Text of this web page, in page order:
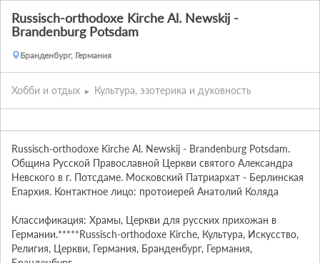
Russisch-orthodoxe Kirche Al. Newskij -
Brandenburg Potsdam
Бранденбург, Германия
Хобби и отдых Культура, эзотерика и духовность
Russisch-orthodoxe Kirche Al. Newskij - Brandenburg Potsdam.
Община Русской Православной Церкви святого Александра
Невского в г. Потсдаме. Московский Патриархат - Берлинская
Епархия. Контактное лицо: протоиерей Анатолий Коляда
Классификация: Храмы, Церкви для русских прихожан в
Германии.*****Russisch-orthodoxe Kirche, Культура, Искусство,
Религия, Церкви, Германия, Бранденбург, Германия,